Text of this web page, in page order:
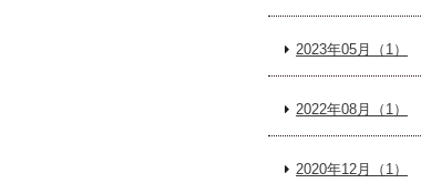
2023年05月（1）
2022年08月（1）
2020年12月（1）